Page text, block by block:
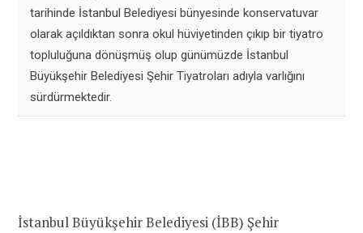
tarihinde İstanbul Belediyesi bünyesinde konservatuvar
olarak açıldıktan sonra okul hüviyetinden çıkıp bir tiyatro
topluluğuna dönüşmüş olup günümüzde İstanbul
Büyükşehir Belediyesi Şehir Tiyatroları adıyla varlığını
sürdürmektedir.
İstanbul Büyükşehir Belediyesi (İBB) Şehir